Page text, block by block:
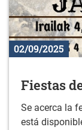
02/09/2025
Fiestas
Se acerca la
está